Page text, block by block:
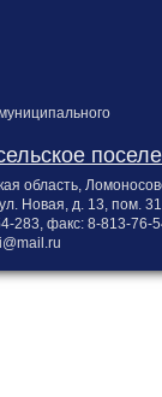
область,
Новая, д. 13, пом. 31
283, факс: 8-813-76-